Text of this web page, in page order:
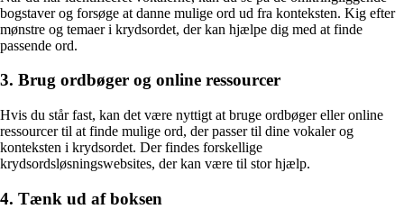
bogstaver og forsøge at danne mulige ord ud fra konteksten. Kig efter
mønstre og temaer i krydsordet, der kan hjælpe dig med at finde
passende ord.
3. Brug ordbøger og online ressourcer
Hvis du står fast, kan det være nyttigt at bruge ordbøger eller online
ressourcer til at finde mulige ord, der passer til dine vokaler og
konteksten i krydsordet. Der findes forskellige
krydsordsløsningswebsites, der kan være til stor hjælp.
4. Tænk ud af boksen